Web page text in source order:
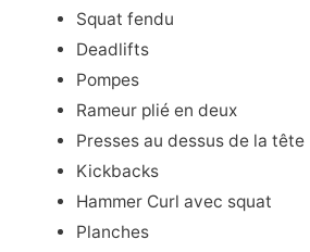
Squat fendu
Deadlifts
Pompes
Rameur plié en deux
Presses au dessus de la tête
Kickbacks
Hammer Curl avec squat
Planches